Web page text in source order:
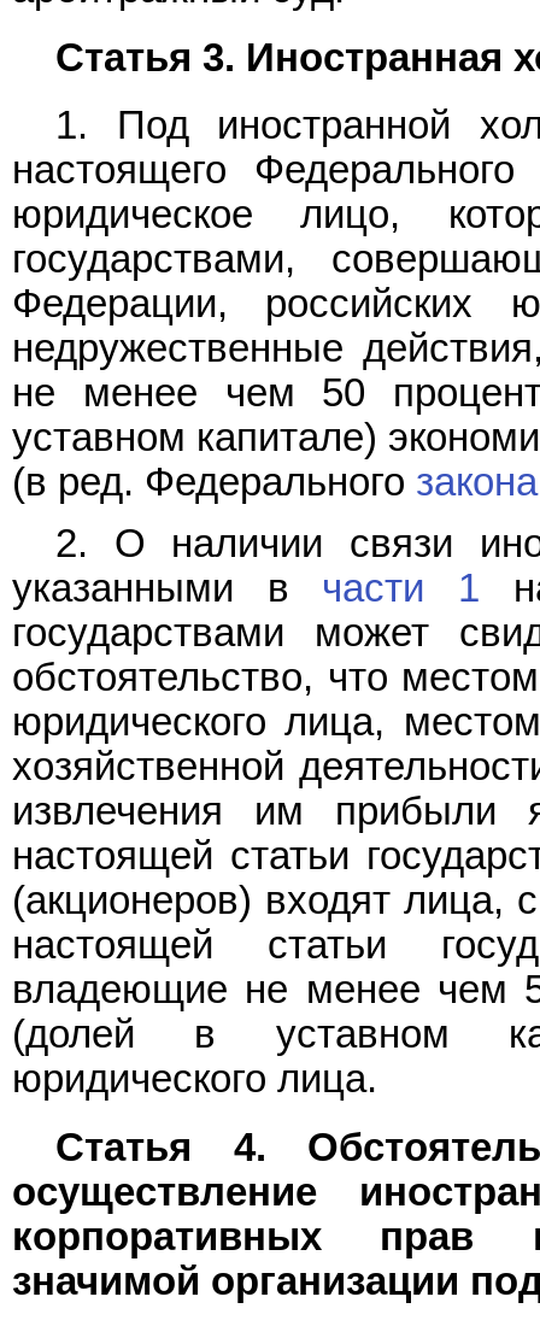
Статья 3. Иностранная
1. Под иностранной
настоящего
юридическое лицо,
государствами,
Федерации, российских
недружественные
не менее чем 50
уставном капитале)
(в ред. Федерального закона
2. О наличии связи
указанными в части 1
государствами может
обстоятельство, что
юридического лица,
хозяйственной
извлечения им
настоящей статьи
(акционеров) входят лица,
настоящей статьи
владеющие не менее чем
(долей в уставном
юридического лица.
Статья 4.
осуществление
корпоративных прав
значимой организации